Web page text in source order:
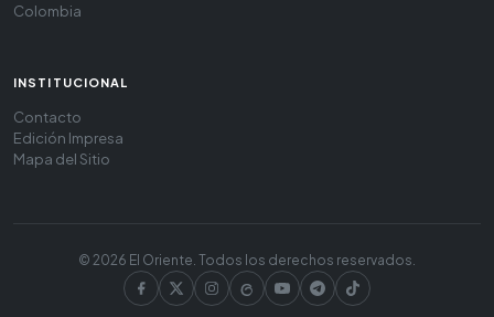
Colombia
INSTITUCIONAL
Contacto
Edición Impresa
Mapa del Sitio
© 2026 El Oriente. Todos los derechos reservados.